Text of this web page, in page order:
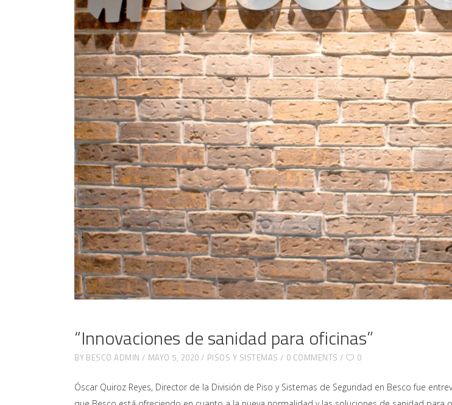
“Innovaciones de sanidad para oficinas”
BY BESCO ADMIN MAYO 5, 2020 PISOS Y SISTEMAS 0 COMMENTS 0
Óscar Quiroz Reyes, Director de la División de Piso y Sistemas de Seguridad en Besco fue